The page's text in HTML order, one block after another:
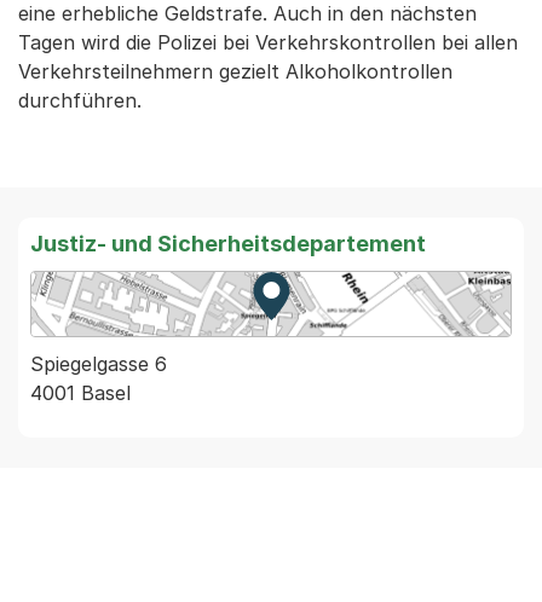
eine erhebliche Geldstrafe. Auch in den nächsten
Tagen wird die Polizei bei Verkehrskontrollen bei allen
Verkehrsteilnehmern gezielt Alkoholkontrollen
durchführen.
Justiz- und Sicherheitsdepartement
Zur Karte von MapBS.
Externer Link, wird in einem
Spiegelgasse 6
4001 Basel